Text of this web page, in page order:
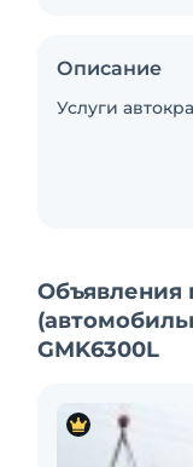
Описание
Услуги
Объявления
GMK6300L